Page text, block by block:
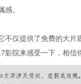
。
仅提供了免费的大
院来感受一下，相信